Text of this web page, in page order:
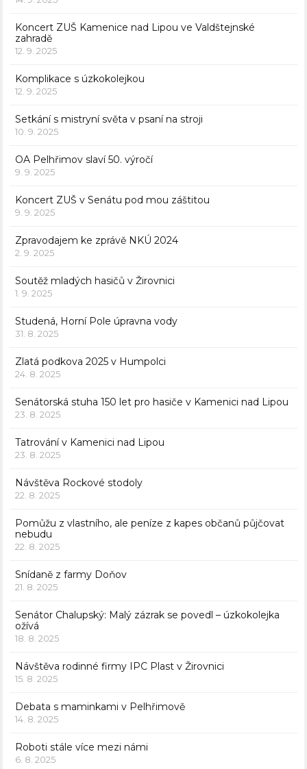
Koncert ZUŠ Kamenice nad Lipou ve Valdštejnské
zahradě
12. 9. 2025
Komplikace s úzkokolejkou
12. 9. 2025
Setkání s mistryní světa v psaní na stroji
10. 9. 2025
OA Pelhřimov slaví 50. výročí
9. 9. 2025
Koncert ZUŠ v Senátu pod mou záštitou
9. 9. 2025
Zpravodajem ke zprávě NKÚ 2024
2. 9. 2025
Soutěž mladých hasičů v Žirovnici
1. 9. 2025
Studená, Horní Pole úpravna vody
31. 8. 2025
Zlatá podkova 2025 v Humpolci
24. 8. 2025
Senátorská stuha 150 let pro hasiče v Kamenici nad Lipou
23. 8. 2025
Tatrování v Kamenici nad Lipou
23. 8. 2025
Návštěva Rockové stodoly
22. 8. 2025
Pomůžu z vlastního, ale peníze z kapes občanů půjčovat
nebudu
22. 8. 2025
Snídaně z farmy Doňov
21. 8. 2025
Senátor Chalupský: Malý zázrak se povedl – úzkokolejka
ožívá
18. 8. 2025
Návštěva rodinné firmy IPC Plast v Žirovnici
15. 8. 2025
Debata s maminkami v Pelhřimově
14. 8. 2025
Roboti stále více mezi námi
6. 8. 2025